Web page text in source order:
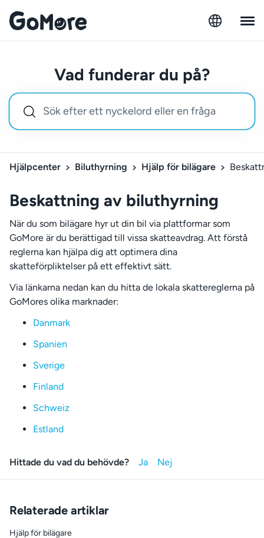
Vad funderar du på?
Hjälpcenter Biluthyrning Hjälp för bilägare
Beskattning av biluthyrning
När du som bilägare hyr ut din bil via plattformar som
GoMore är du berättigad till vissa skatteavdrag. Att förstå
reglerna kan hjälpa dig att optimera dina
skatteförpliktelser på ett effektivt sätt.
Via länkarna nedan kan du hitta de lokala skattereglerna på
GoMores olika marknader:
Danmark
Spanien
Sverige
Finland
Schweiz
Estland
Hittade du vad du behövde?
Relaterade artiklar
Hjälp för bilägare